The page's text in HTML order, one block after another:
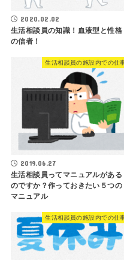
2020.02.02
生活相談員の知識！血液型と性格
の信者！
生活相談員の施設内での仕
2019.06.27
生活相談員ってマニュアルがある
のですか？作っておきたい５つの
マニュアル
生活相談員の施設内での仕